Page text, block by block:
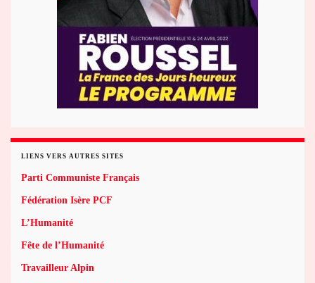
LIENS VERS AUTRES SITES
Parti Communiste Français
Fédération Isère PCF
L’Humanité
Fête de l’Humanité
Travailleur Alpin